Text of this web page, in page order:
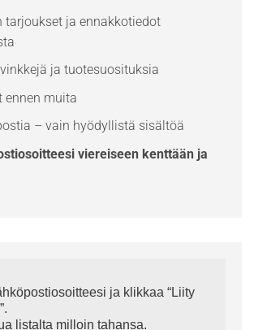
tarjoukset ja ennakkotiedot
ja tuotesuosituksia
ennen muita
– vain hyödyllistä sisältöä
viereiseen kenttään ja
ja klikkaa “Liity
listalta milloin tahansa.